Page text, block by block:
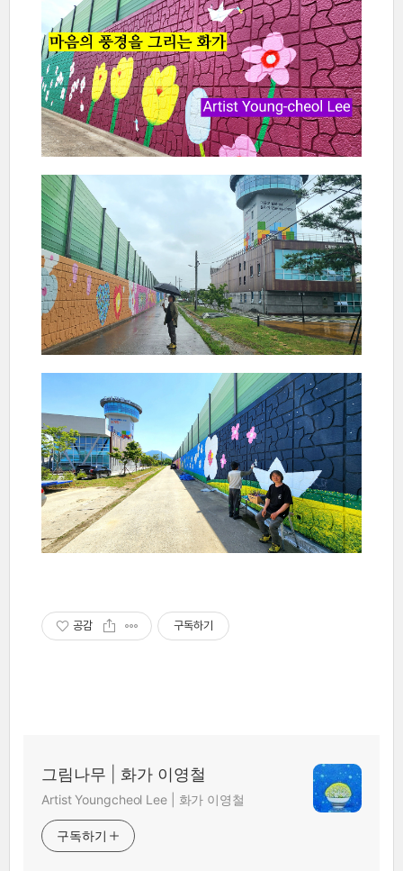
공감 구독하기
그림나무 | 화가 이영철
Artist Youngcheol Lee | 화가 이영철
구독하기